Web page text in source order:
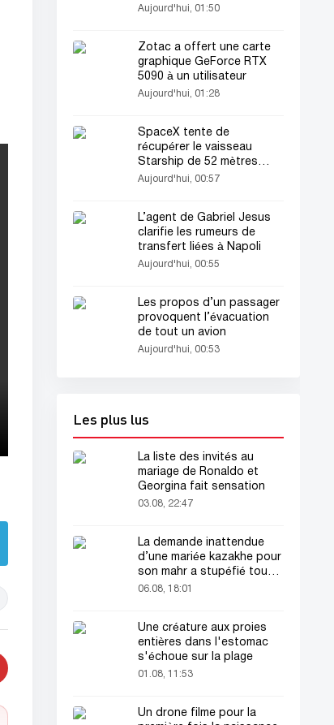
Aeroblade ultrafin
Aujourd'hui, 01:50
Zotac a offert une carte
graphique GeForce RTX
5090 à un utilisateur
Aujourd'hui, 01:28
SpaceX tente de
récupérer le vaisseau
Starship de 52 mètres
dans l’océan Indien
Aujourd'hui, 00:57
L’agent de Gabriel Jesus
clarifie les rumeurs de
transfert liées à Napoli
Aujourd'hui, 00:55
Les propos d’un passager
provoquent l’évacuation
de tout un avion
Aujourd'hui, 00:53
Les plus lus
La liste des invités au
mariage de Ronaldo et
Georgina fait sensation
03.08, 22:47
La demande inattendue
d’une mariée kazakhe pour
son mahr a stupéfié tout
le monde
06.08, 18:01
Une créature aux proies
entières dans l'estomac
s'échoue sur la plage
01.08, 11:53
Un drone filme pour la